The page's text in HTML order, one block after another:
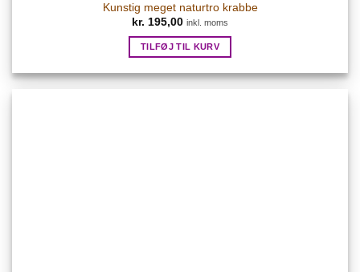
Kunstig meget naturtro krabbe
kr. 195,00 inkl. moms
TILFØJ TIL KURV